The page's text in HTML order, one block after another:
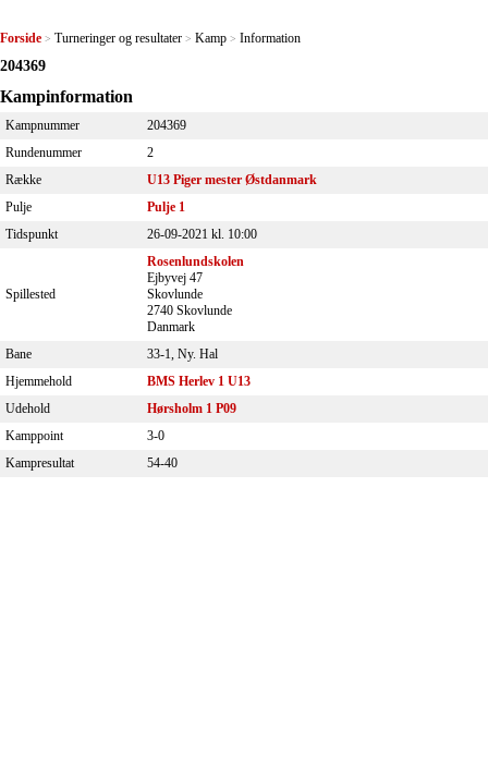
Forside > Turneringer og resultater > Kamp > Information
204369
Kampinformation
Kampnummer
204369
Rundenummer
2
Række
U13 Piger mester Østdanmark
Pulje
Pulje 1
Tidspunkt
26-09-2021 kl. 10:00
Spillested
Rosenlundskolen
Ejbyvej 47
Skovlunde
2740 Skovlunde
Danmark
Bane
33-1, Ny. Hal
Hjemmehold
BMS Herlev 1 U13
Udehold
Hørsholm 1 P09
Kamppoint
3-0
Kampresultat
54-40